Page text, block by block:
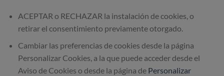
ACEPTAR o RECHAZAR la instalación de cookies, o
retirar el consentimiento previamente otorgado.
Cambiar las preferencias de cookies desde la página
Personalizar Cookies, a la que puede acceder desde el
Aviso de Cookies o desde la página de Personalizar